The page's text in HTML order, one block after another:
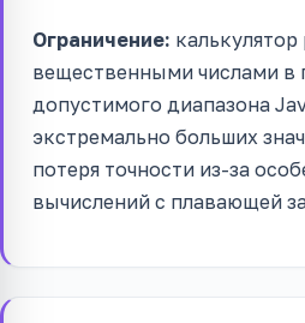
Ограничение: калькулятор
вещественными числами в
допустимого диапазона
экстремально больших
потеря точности из-за
вычислений с плавающей